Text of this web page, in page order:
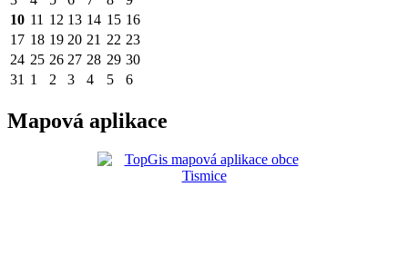
10 11 12 13 14 15 16
17 18 19 20 21 22 23
24 25 26 27 28 29 30
31 1 2 3 4 5 6
Mapová aplikace